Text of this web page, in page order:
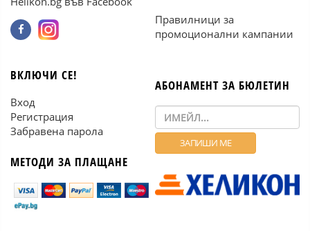
Правилници за
промоционални кампании
ВКЛЮЧИ СЕ!
Вход
Регистрация
Забравена парола
МЕТОДИ ЗА ПЛАЩАНЕ
АБОНАМЕНТ ЗА БЮЛЕТИН